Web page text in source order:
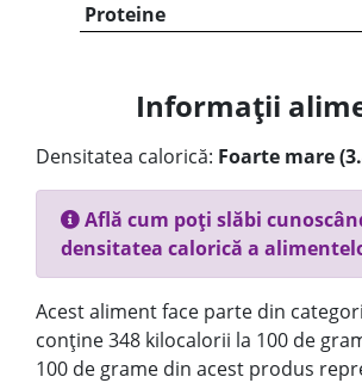
Proteine
Informații
Densitatea calorică: Foarte mare
Află cum poți slăbi
densitatea calorică a
Acest aliment face parte din
conține 348 kilocalorii la 100 de
100 de grame din acest produs